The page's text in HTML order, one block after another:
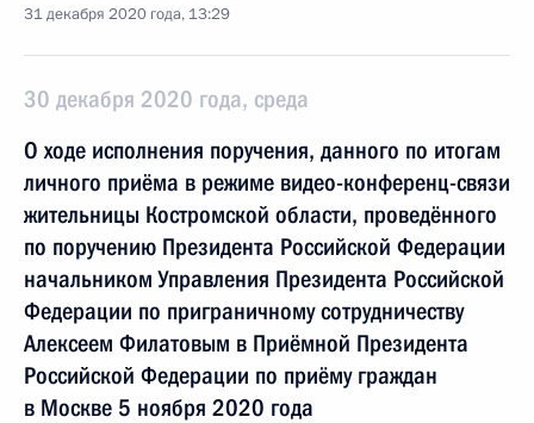
31 декабря 2020 года, 13:29
30 декабря 2020 года, среда
О ходе исполнения поручения, данного по итогам
личного приёма в режиме видео-конференц-связи
жительницы Костромской области, проведённого
по поручению Президента Российской Федерации
начальником Управления Президента Российской
Федерации по приграничному сотрудничеству
Алексеем Филатовым в Приёмной Президента
Российской Федерации по приёму граждан
в Москве 5 ноября 2020 года